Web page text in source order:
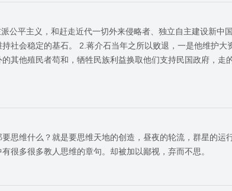
公平主义，和赶走近代一切外来侵略者、独立自主建设新中
社会稳定的基石。 2.蒋介石当年之所以败退，一是他维护大
其他殖民者苟和，牺牲民族利益换取他们支持民国政府，走
思维什么？就是要思维天地的创造，昼夜的轮流，群星的运
很多很多教人思维的章句。却被加以鄙视，弃而不思。